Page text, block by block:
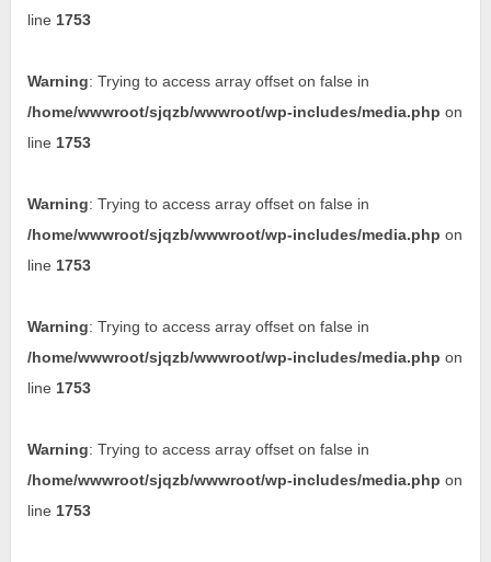
line 1753
Warning: Trying to access array offset on false in
/home/wwwroot/sjqzb/wwwroot/wp-includes/media.php on
line 1753
Warning: Trying to access array offset on false in
/home/wwwroot/sjqzb/wwwroot/wp-includes/media.php on
line 1753
Warning: Trying to access array offset on false in
/home/wwwroot/sjqzb/wwwroot/wp-includes/media.php on
line 1753
Warning: Trying to access array offset on false in
/home/wwwroot/sjqzb/wwwroot/wp-includes/media.php on
line 1753